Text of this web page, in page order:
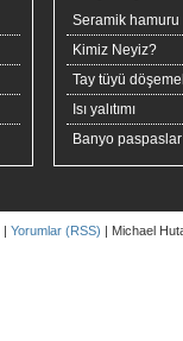
Seramik hamuru
Kimiz Neyiz?
Tay tüyü
Isı yalıtımı
Banyo
| Yorumlar (RSS) | Michael